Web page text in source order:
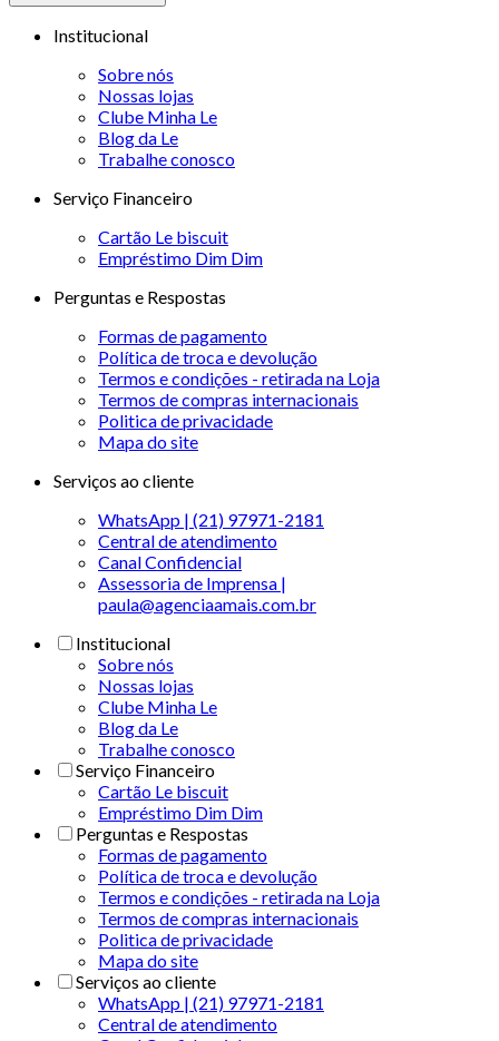
Institucional
Sobre nós
Nossas lojas
Clube Minha Le
Blog da Le
Trabalhe conosco
Serviço Financeiro
Cartão Le biscuit
Empréstimo Dim Dim
Perguntas e Respostas
Formas de pagamento
Política de troca e devolução
Termos e condições - retirada na Loja
Termos de compras internacionais
Politica de privacidade
Mapa do site
Serviços ao cliente
WhatsApp | (21) 97971-2181
Central de atendimento
Canal Confidencial
Assessoria de Imprensa |
paula@agenciaamais.com.br
Institucional
Sobre nós
Nossas lojas
Clube Minha Le
Blog da Le
Trabalhe conosco
Serviço Financeiro
Cartão Le biscuit
Empréstimo Dim Dim
Perguntas e Respostas
Formas de pagamento
Política de troca e devolução
Termos e condições - retirada na Loja
Termos de compras internacionais
Politica de privacidade
Mapa do site
Serviços ao cliente
WhatsApp | (21) 97971-2181
Central de atendimento